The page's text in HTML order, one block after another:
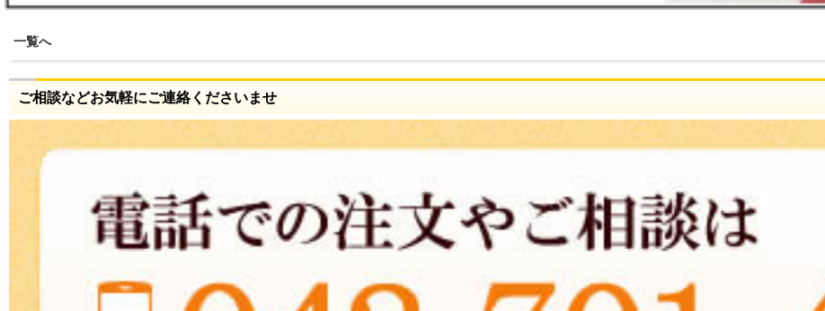
一覧へ
ご相談などお気軽にご連絡くださいませ